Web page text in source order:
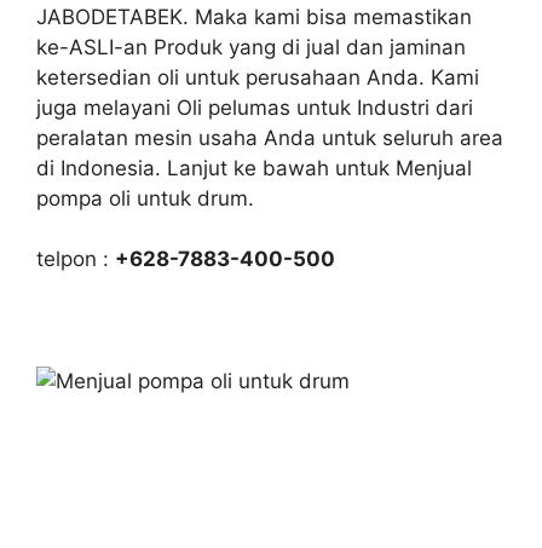
JABODETABEK. Maka kami bisa memastikan
ke-ASLI-an Produk yang di jual dan jaminan
ketersedian oli untuk perusahaan Anda. Kami
juga melayani Oli pelumas untuk Industri dari
peralatan mesin usaha Anda untuk seluruh area
di Indonesia. Lanjut ke bawah untuk Menjual
pompa oli untuk drum.
telpon : +628-7883-400-500